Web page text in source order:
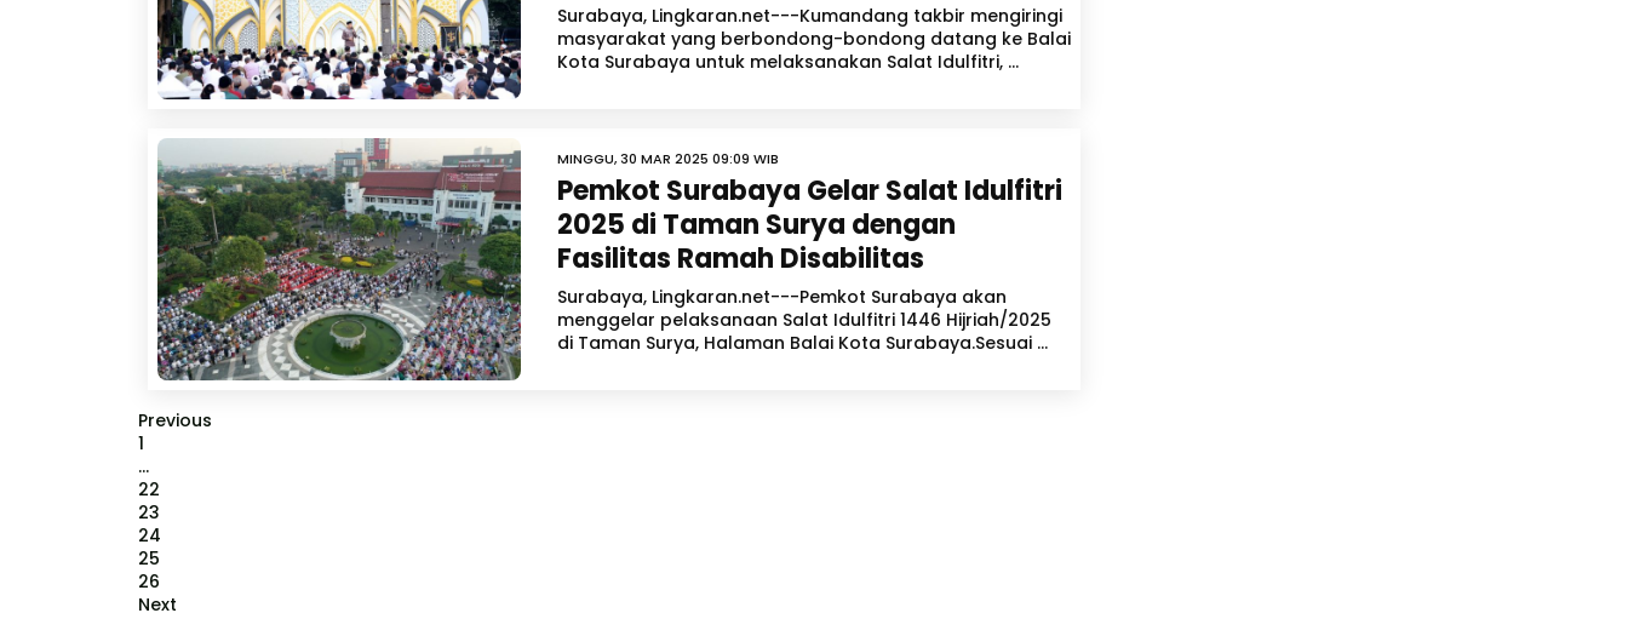
Surabaya, Lingkaran.net---Kumandang takbir mengiringi
masyarakat yang berbondong-bondong datang ke Balai
Kota Surabaya untuk melaksanakan Salat Idulfitri, ...
MINGGU, 30 MAR 2025 09:09 WIB
Pemkot Surabaya Gelar Salat Idulfitri
2025 di Taman Surya dengan
Fasilitas Ramah Disabilitas
Surabaya, Lingkaran.net---Pemkot Surabaya akan
menggelar pelaksanaan Salat Idulfitri 1446 Hijriah/2025
di Taman Surya, Halaman Balai Kota Surabaya.Sesuai ...
Previous
1
...
22
23
24
25
26
Next